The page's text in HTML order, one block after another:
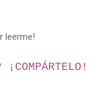
leerme!
¡ COMPÁRTELO!